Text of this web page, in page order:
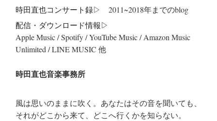
時田直也コンサート録▷ 2011~2018年までのblog
配信・ダウンロード情報▷
Apple Music / Spotify / YouTube Music / Amazon Music
Unlimited / LINE MUSIC 他
時田直也音楽事務所
風は思いのままに吹く。あなたはその音を聞いても、
それがどこから来て、どこへ行くかを知らない。